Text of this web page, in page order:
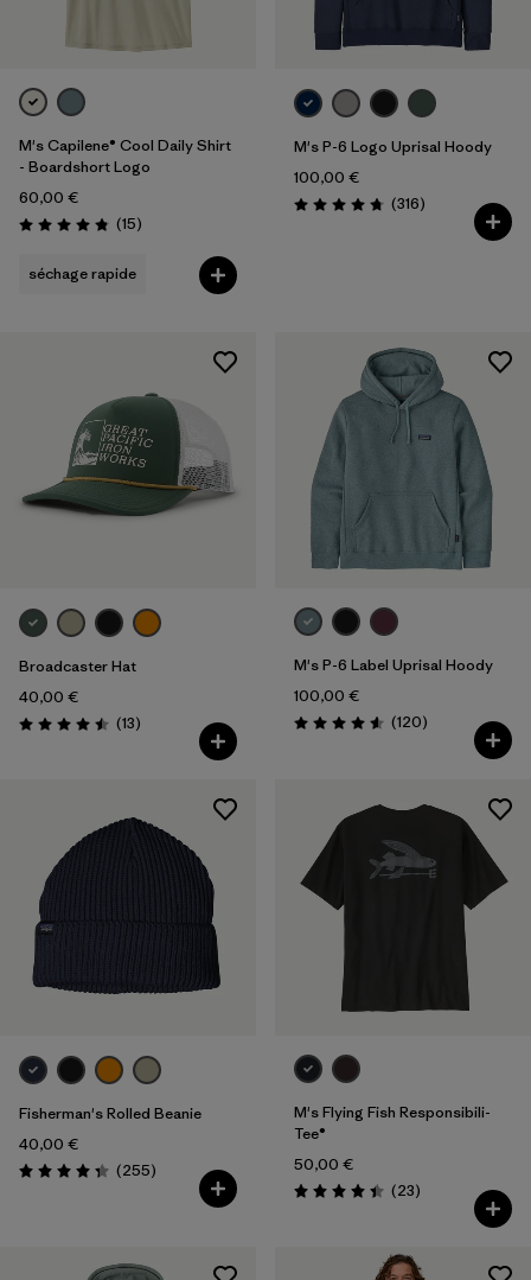
M's Capilene® Cool Daily Shirt
- Boardshort Logo
60,00 €
Évaluation: 4.8 / 5
(15Avis
)
séchage rapide
M's P-6 Logo Uprisal Hoody
100,00 €
Évaluation: 4.8 / 5
(316Avis
)
Broadcaster Hat
40,00 €
Évaluation: 4.5 / 5
(13Avis
)
M's P-6 Label Uprisal Hoody
100,00 €
Évaluation: 4.6 / 5
(120Avis
)
Fisherman's Rolled Beanie
40,00 €
Évaluation: 4.3 / 5
(255Avis
)
M's Flying Fish Responsibili-
Tee®
50,00 €
Évaluation: 4.4 / 5
(23Avis
)